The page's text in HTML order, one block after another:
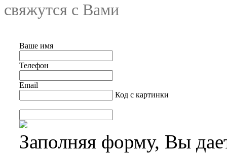
свяжутся с Вами
Ваше имя
Телефон
Email
Код с картинки
Заполняя форму, Вы